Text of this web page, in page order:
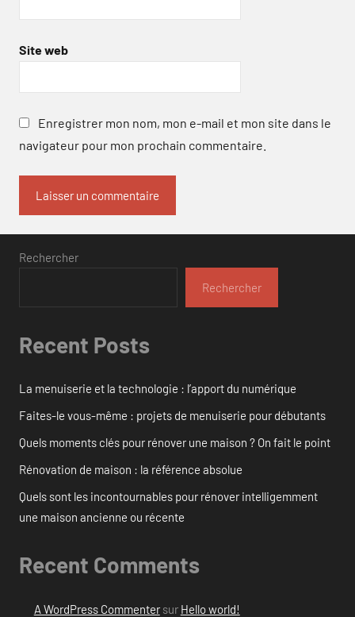
Site web
Enregistrer mon nom, mon e-mail et mon site dans le
navigateur pour mon prochain commentaire.
Rechercher
Rechercher
Recent Posts
La menuiserie et la technologie : l’apport du numérique
Faites-le vous-même : projets de menuiserie pour débutants
Quels moments clés pour rénover une maison ? On fait le point
Rénovation de maison : la référence absolue
Quels sont les incontournables pour rénover intelligemment
une maison ancienne ou récente
Recent Comments
A WordPress Commentersur Hello world!